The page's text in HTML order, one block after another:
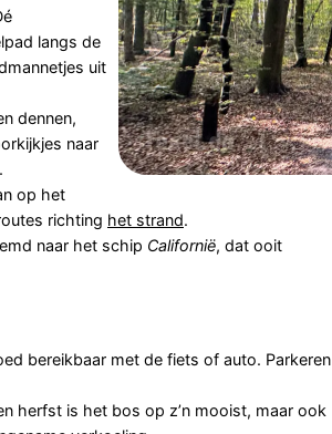
langs de
uit
dennen,
naar
op het
richting het strand.
naar het schip Californië, dat ooit
bereikbaar met de fiets of auto. Parkeren
herfst is het bos op z’n mooist, maar ook